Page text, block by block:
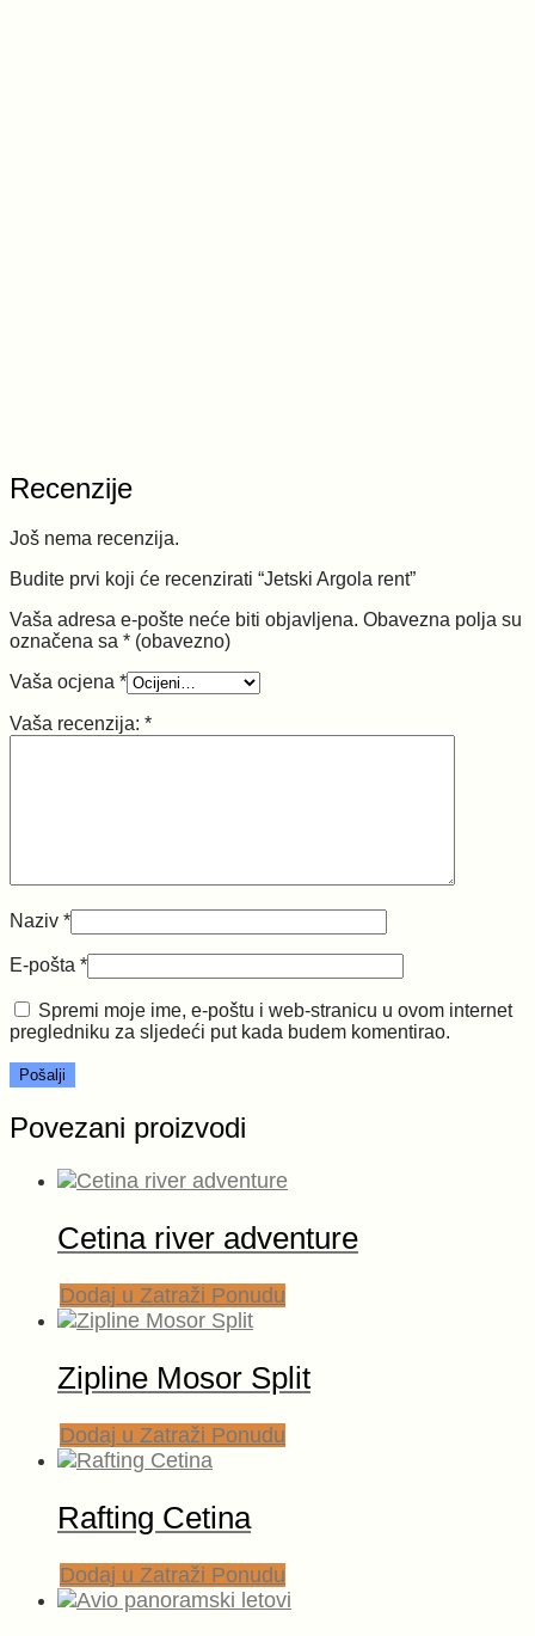
Recenzije
Još nema recenzija.
Budite prvi koji će recenzirati “Jetski Argola rent”
Vaša adresa e-pošte neće biti objavljena. Obavezna polja su
označena sa * (obavezno)
Vaša ocjena *
Vaša recenzija: *
Naziv *
E-pošta *
Spremi moje ime, e-poštu i web-stranicu u ovom internet
pregledniku za sljedeći put kada budem komentirao.
Povezani proizvodi
Cetina river adventure
Dodaj u Zatraži Ponudu
Zipline Mosor Split
Dodaj u Zatraži Ponudu
Rafting Cetina
Dodaj u Zatraži Ponudu